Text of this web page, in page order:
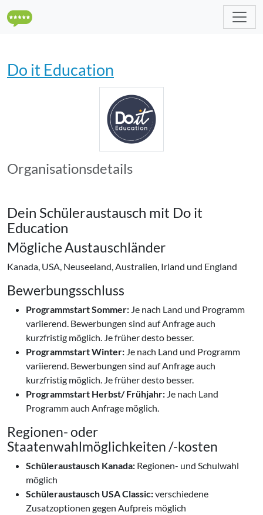
Do it Education
Organisationsdetails
Dein Schüleraustausch mit Do it
Education
Mögliche Austauschländer
Kanada, USA, Neuseeland, Australien, Irland und England
Bewerbungsschluss
Programmstart Sommer: Je nach Land und Programm
variierend. Bewerbungen sind auf Anfrage auch
kurzfristig möglich. Je früher desto besser.
Programmstart Winter: Je nach Land und Programm
variierend. Bewerbungen sind auf Anfrage auch
kurzfristig möglich. Je früher desto besser.
Programmstart Herbst/ Frühjahr: Je nach Land
Programm auch Anfrage möglich.
Regionen- oder
Staatenwahlmöglichkeiten /-kosten
Schüleraustausch Kanada: Regionen- und Schulwahl
möglich
Schüleraustausch USA Classic:verschiedene
Zusatzoptionen gegen Aufpreis möglich